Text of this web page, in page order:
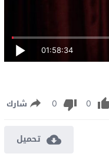
01:58:34
0
0 شارك
تحميل